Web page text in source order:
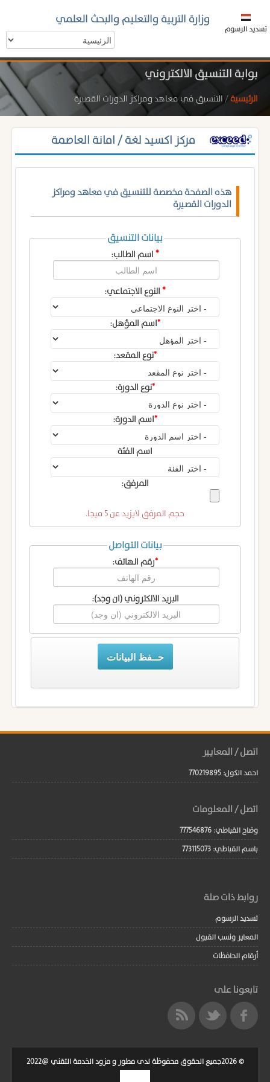
تسديد الرسوم
وزارة التربية والتعليم والبحث العلمي
بوابة التنسيق الالكتروني
الرئيسية/التنسيق في معاهد ومراكز الدورات القصيرة
مركز اكسيد لغة / امانة العاصمة
هذه الصفحة مخصصة للتنسيق في معاهد ومراكز
الدورات القصيرة
بيانات التنسيق
* اسم الطالب:
* النوع الاجتماعي:
*اسم المؤهل:
*نوع المقعد:
*نوع الدورة:
*اسم الدورة:
اسم الفئة
المرفق:
حجم المرفق لايزيد عن 5 ميجا.
بيانات التواصل
*رقم الهاتف:
البريد الالكتروني (ان وجد):
حــفظ البيانات
اتصل / المعايير
احمد الكول: 770219895
اتصل / المعلومات
وضاح القباطي: 777546876
باسم القباطي: 773115073
روابط ذات صلة
تسديد الرسوم
المعاير ونسب القبول
أرقام الحافظات
تابعونا على
© 2026جميع الحقوق محفوظة لدى مطور و مزود الخدمة التقني @2022